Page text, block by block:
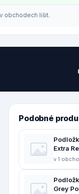
obchodech lišit.
Podobné
Extra
v 1
Grey